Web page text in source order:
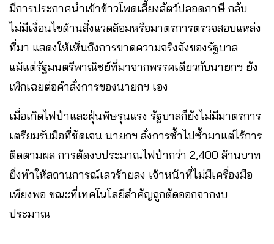
มีการประกาศนำเข้าข้าวโพดเลี้ยงสัตว์ปลอดภาษี กลับ
ไม่มีเงื่อนไขด้านสิ่งแวดล้อมหรือมาตรการตรวจสอบแหล่ง
ที่มา แสดงให้เห็นถึงการขาดความจริงจังของรัฐบาล
แม้แต่รัฐมนตรีพาณิชย์ที่มาจากพรรคเดียวกับนายกฯ ยัง
เพิกเฉยต่อคำสั่งการของนายกฯ เอง
เมื่อเกิดไฟป่าและฝุ่นพิษรุนแรง รัฐบาลก็ยังไม่มีมาตรการ
เตรียมรับมือที่ชัดเจน นายกฯ สั่งการซ้ำไปซ้ำมาแต่ไร้การ
ติดตามผล การตัดงบประมาณไฟป่ากว่า 2,400 ล้านบาท
ยิ่งทำให้สถานการณ์เลวร้ายลง เจ้าหน้าที่ไม่มีเครื่องมือ
เพียงพอ ขณะที่เทคโนโลยีสำคัญถูกตัดออกจากงบ
ประมาณ